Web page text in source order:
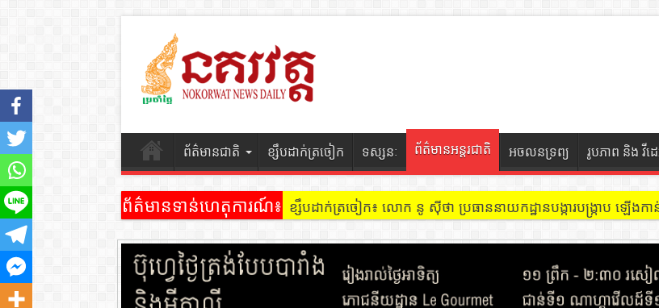
ព័ត៌មានជាតិ ខ្សឹបដាក់ត្រចៀក ទស្សនៈ ព័ត៌មានអន្តរជាតិ អចលនទ្រព្យ រូបភាព និង វីដេ
ព័ត៌មានទាន់ហេតុការណ៍៖ ខ្សឹបដាក់ត្រចៀក ៖ អគារ Sky 31 នៅខណ្ឌទួលគោក មានអ្នកជួលបន្ទប់